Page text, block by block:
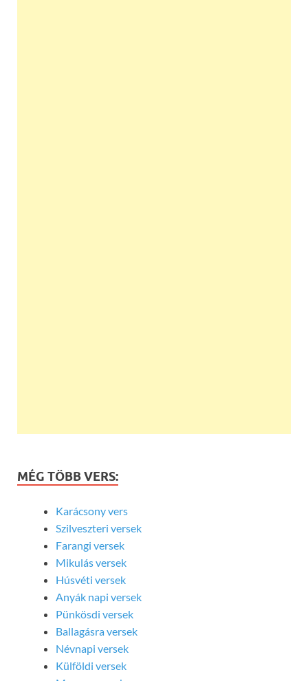
MÉG TÖBB VERS:
Karácsony vers
Szilveszteri versek
Farangi versek
Mikulás versek
Húsvéti versek
Anyák napi versek
Pünkösdi versek
Ballagásra versek
Névnapi versek
Külföldi versek